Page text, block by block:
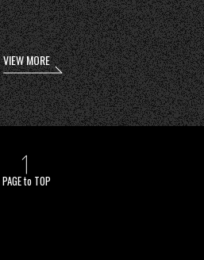
VIEW MORE
PAGE to TOP